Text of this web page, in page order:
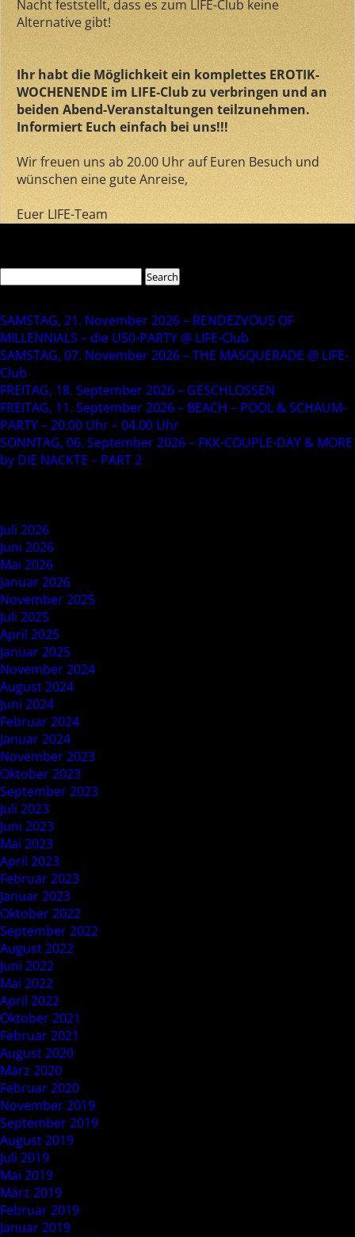
Nacht feststellt, dass es zum LIFE-Club keine
Alternative gibt!
Ihr habt die Möglichkeit ein komplettes EROTIK-
WOCHENENDE im LIFE-Club zu verbringen und an
beiden Abend-Veranstaltungen teilzunehmen.
Informiert Euch einfach bei uns!!!
Wir freuen uns ab 20.00 Uhr auf Euren Besuch und
wünschen eine gute Anreise,
Euer LIFE-Team
SAMSTAG, 21. November 2026 – RENDEZVOUS OF
MILLENNIALS – die U50-PARTY @ LIFE-Club
SAMSTAG, 07. November 2026 – THE MASQUERADE @ LIFE-
Club
FREITAG, 18. September 2026 – GESCHLOSSEN
FREITAG, 11. September 2026 – BEACH – POOL & SCHAUM-
PARTY – 20.00 Uhr – 04.00 Uhr
SONNTAG, 06. September 2026 – FKK-COUPLE-DAY & MORE
by DIE NACKTE – PART 2
Juli 2026
Juni 2026
Mai 2026
Januar 2026
November 2025
Juli 2025
April 2025
Januar 2025
November 2024
August 2024
Juni 2024
Februar 2024
Januar 2024
November 2023
Oktober 2023
September 2023
Juli 2023
Juni 2023
Mai 2023
April 2023
Februar 2023
Januar 2023
Oktober 2022
September 2022
August 2022
Juni 2022
Mai 2022
April 2022
Oktober 2021
Februar 2021
August 2020
März 2020
Februar 2020
November 2019
September 2019
August 2019
Juli 2019
Mai 2019
März 2019
Februar 2019
Januar 2019